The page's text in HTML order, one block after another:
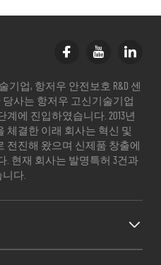
업, 항저우 안전보호 R&D 센
사는 항저우 고신기술기업
에 진입하였습니다. 2013년
체결한 이래 회사는 혁신 및
전진해 왔으며 신제품 창출에
. 현재 회사는 발명특허 3건과
니다.